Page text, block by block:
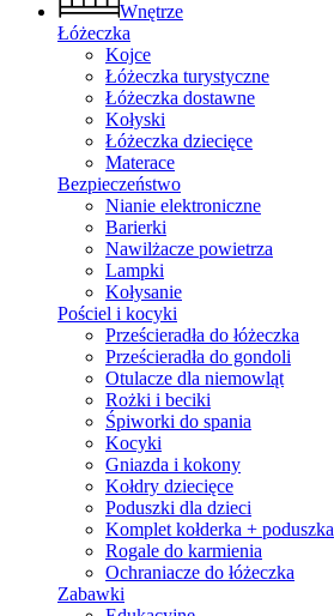
Wnętrze
Łóżeczka
Kojce
Łóżeczka turystyczne
Łóżeczka dostawne
Kołyski
Łóżeczka dziecięce
Materace
Bezpieczeństwo
Nianie elektroniczne
Barierki
Nawilżacze powietrza
Lampki
Kołysanie
Pościel i kocyki
Prześcieradła do łóżeczka
Prześcieradła do gondoli
Otulacze dla niemowląt
Rożki i beciki
Śpiworki do spania
Kocyki
Gniazda i kokony
Kołdry dziecięce
Poduszki dla dzieci
Komplet kołderka + poduszka
Rogale do karmienia
Ochraniacze do łóżeczka
Zabawki